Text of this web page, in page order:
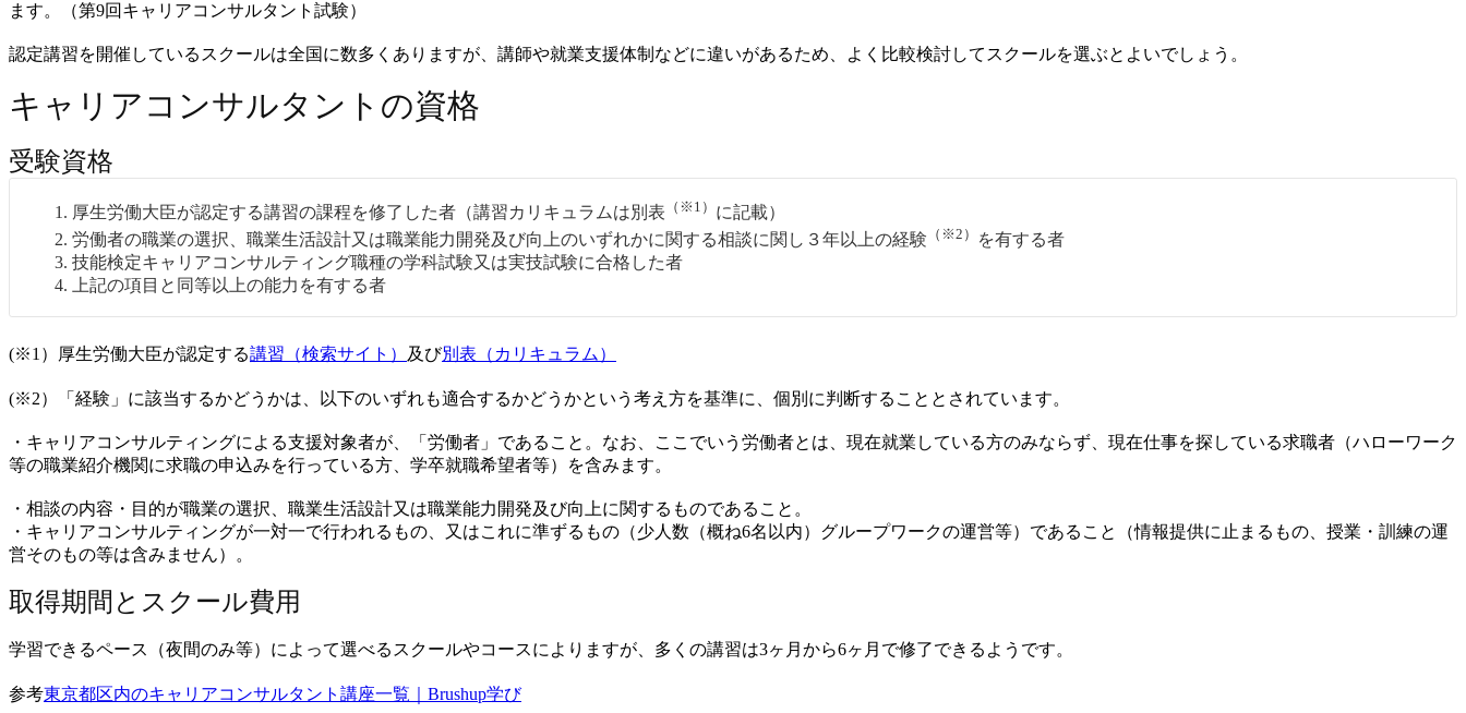
ます。（第9回キャリアコンサルタント試験）
認定講習を開催しているスクールは全国に数多くありますが、講師や就業支援体制などに違いがあるため、よく比較検討してスクールを選ぶとよいでしょう。
キャリアコンサルタントの資格
受験資格
厚生労働大臣が認定する講習の課程を修了した者（講習カリキュラムは別表 （※1） に記載）
労働者の職業の選択、職業生活設計又は職業能力開発及び向上のいずれかに関する相談に関し３年以上の経験 （※2）
を有する者
技能検定キャリアコンサルティング職種の学科試験又は実技試験に合格した者
上記の項目と同等以上の能力を有する者
(※1） 厚生労働大臣が認定する講習（検索サイト） 及び別表（カリキュラム）
(※2） 「経験」に該当するかどうかは、以下のいずれも適合するかどうかという考え方を基準に、個別に判断することとされています。
・キャリアコンサルティングによる支援対象者が、「労働者」であること。なお、ここでいう労働者とは、現在就業している方のみならず、現在仕事を探している求職者（ハローワーク
等の職業紹介機関に求職の申込みを行っている方、学卒就職希望者等）を含みます。
・相談の内容・目的が職業の選択、職業生活設計又は職業能力開発及び向上に関するものであること。
・キャリアコンサルティングが一対一で行われるもの、又はこれに準ずるもの（少人数（概ね6名以内）グループワークの運営等）であること（情報提供に止まるもの、授業・訓練の運
営そのもの等は含みません）。
取得期間とスクール費用
学習できるペース（夜間のみ等）によって選べるスクールやコースによりますが、多くの講習は3ヶ月から6ヶ月 で修了できるようです。
参考東京都区内のキャリアコンサルタント講座一覧｜Brushup学び